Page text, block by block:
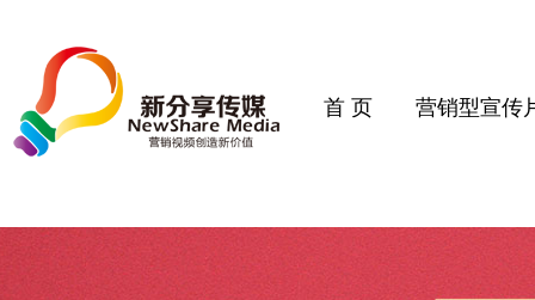
首 页 营销型宣传